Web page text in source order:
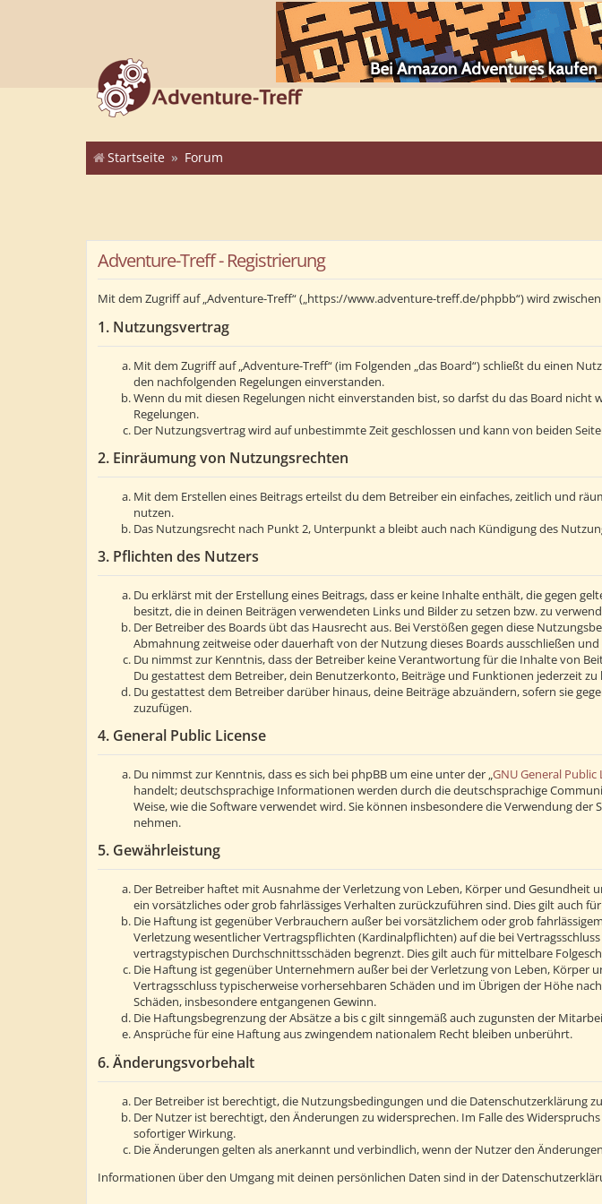
Startseite Forum
Adventure-Treff - Registrierung
Mit dem Zugriff auf „Adventure-Treff“ („https://www.adventure-treff.de/phpbb“) wird
1. Nutzungsvertrag
Mit dem Zugriff auf „Adventure-Treff“ (im Folgenden „das Board“) schließt du einen
den nachfolgenden Regelungen einverstanden.
Wenn du mit diesen Regelungen nicht einverstanden bist, so darfst du das Board
Regelungen.
Der Nutzungsvertrag wird auf unbestimmte Zeit geschlossen und kann von beiden
2. Einräumung von Nutzungsrechten
Mit dem Erstellen eines Beitrags erteilst du dem Betreiber ein einfaches, zeitlich und
nutzen.
Das Nutzungsrecht nach Punkt 2, Unterpunkt a bleibt auch nach Kündigung des
3. Pflichten des Nutzers
Du erklärst mit der Erstellung eines Beitrags, dass er keine Inhalte enthält, die gegen
besitzt, die in deinen Beiträgen verwendeten Links und Bilder zu setzen bzw. zu
Der Betreiber des Boards übt das Hausrecht aus. Bei Verstößen gegen diese
Abmahnung zeitweise oder dauerhaft von der Nutzung dieses Boards ausschließen
Du nimmst zur Kenntnis, dass der Betreiber keine Verantwortung für die Inhalte von
Du gestattest dem Betreiber, dein Benutzerkonto, Beiträge und Funktionen jederzeit zu
Du gestattest dem Betreiber darüber hinaus, deine Beiträge abzuändern, sofern sie
zuzufügen.
4. General Public License
Du nimmst zur Kenntnis, dass es sich bei phpBB um eine unter der „GNU General Public
handelt; deutschsprachige Informationen werden durch die deutschsprachige
Weise, wie die Software verwendet wird. Sie können insbesondere die Verwendung
nehmen.
5. Gewährleistung
Der Betreiber haftet mit Ausnahme der Verletzung von Leben, Körper und
ein vorsätzliches oder grob fahrlässiges Verhalten zurückzuführen sind. Dies gilt auch
Die Haftung ist gegenüber Verbrauchern außer bei vorsätzlichem oder grob
Verletzung wesentlicher Vertragspflichten (Kardinalpflichten) auf die bei
vertragstypischen Durchschnittsschäden begrenzt. Dies gilt auch für mittelbare
Die Haftung ist gegenüber Unternehmern außer bei der Verletzung von Leben,
Vertragsschluss typischerweise vorhersehbaren Schäden und im Übrigen der Höhe
Schäden, insbesondere entgangenen Gewinn.
Die Haftungsbegrenzung der Absätze a bis c gilt sinngemäß auch zugunsten der
Ansprüche für eine Haftung aus zwingendem nationalem Recht bleiben unberührt.
6. Änderungsvorbehalt
Der Betreiber ist berechtigt, die Nutzungsbedingungen und die Datenschutzerklärung
Der Nutzer ist berechtigt, den Änderungen zu widersprechen. Im Falle des
sofortiger Wirkung.
Die Änderungen gelten als anerkannt und verbindlich, wenn der Nutzer den
Informationen über den Umgang mit deinen persönlichen Daten sind in der